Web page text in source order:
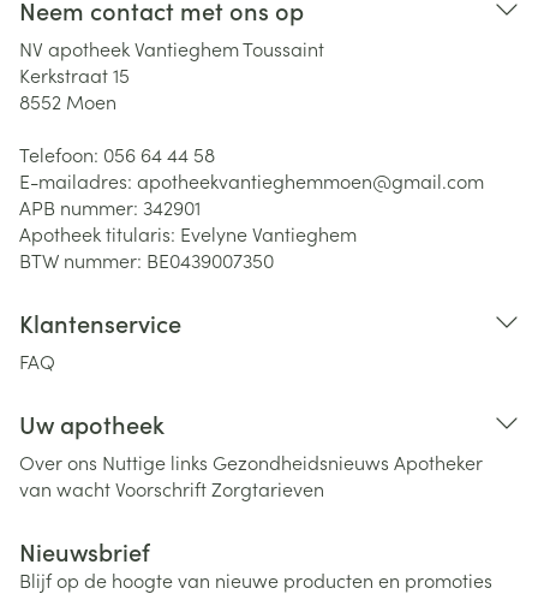
Neem contact met ons op
NV apotheek Vantieghem Toussaint
Kerkstraat 15
8552 Moen
Telefoon: 056 64 44 58
E-mailadres: apotheekvantieghemmoen@gmail.com
APB nummer: 342901
Apotheek titularis: Evelyne Vantieghem
BTW nummer: BE0439007350
Klantenservice
FAQ
Uw apotheek
Over ons Nuttige links Gezondheidsnieuws Apotheker
van wachtVoorschriftZorgtarieven
Nieuwsbrief
Blijf op de hoogte van nieuwe producten en promoties